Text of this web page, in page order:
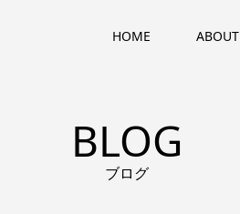
HOME ABOUT
BLOG
ブログ